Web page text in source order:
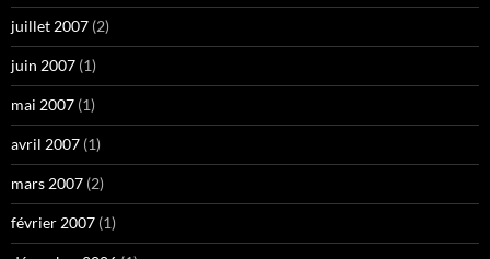
juillet 2007 (2)
juin 2007 (1)
mai 2007 (1)
avril 2007 (1)
mars 2007 (2)
février 2007 (1)